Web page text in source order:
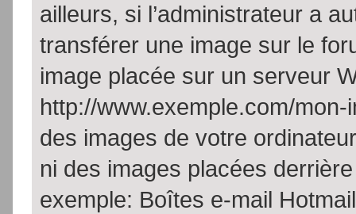
ailleurs, si l’administrateur a
transférer une image sur le
image placée sur un serveur
http://www.exemple.com/
des images de votre
ni des images placées
exemple: Boîtes e-mail